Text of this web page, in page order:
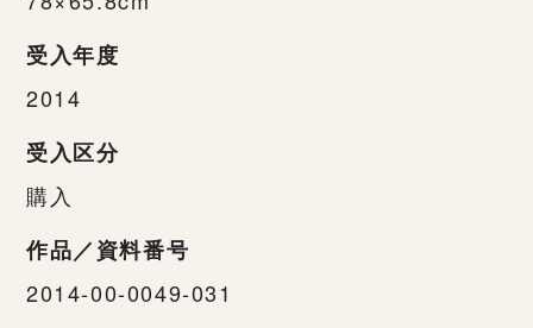
受入年度
2014
受入区分
購入
作品／資料番号
2014-00-0049-031